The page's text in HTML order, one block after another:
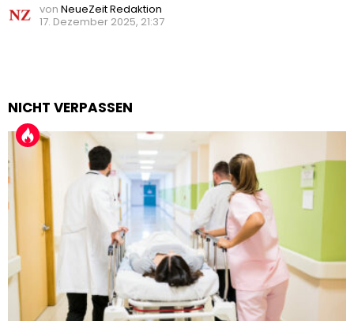
von NeueZeit Redaktion
17. Dezember 2025, 21:37
NICHT VERPASSEN